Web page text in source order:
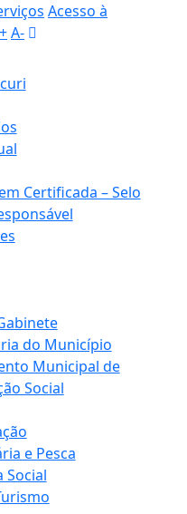
Acesso à
A-
Certificada – Selo
do Município
Municipal de
Social
e Pesca
Social